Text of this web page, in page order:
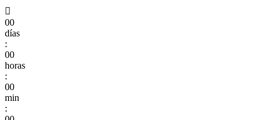

00
días
:
00
horas
:
00
min
: